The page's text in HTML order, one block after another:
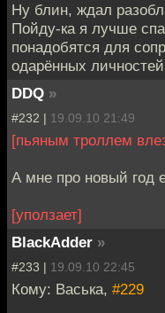
Ну блин, ждал
Пойду-ка я лучше
понадобятся для
одарённых
DDQ »
#232 | 19.09.10 21:49
[пьяным троллем
А мне про новый год
[уползает]
BlackAdder »
#233 | 19.09.10 22:45
Кому: Васька, #229